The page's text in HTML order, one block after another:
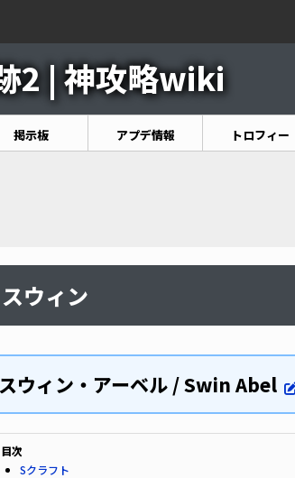
2 | 神攻略wiki
掲示板 アプデ情報 トロフィー
スウィン
スウィン・アーベル / Swin Abel
目次
Sクラフト